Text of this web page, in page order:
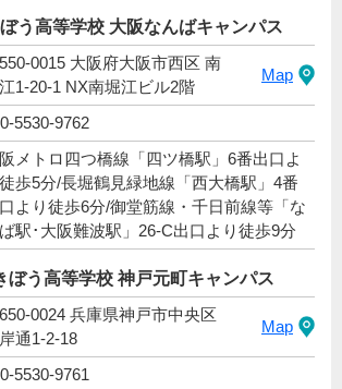
う高等学校 大阪なんばキャンパス
0015 大阪府大阪市西区 南
1-20-1 NX南堀江ビル2階
Map
5530-9762
メトロ四つ橋線「四ツ橋駅」6番出口よ
歩5分/長堀鶴見緑地線「西大橋駅」4番
より徒歩6分/御堂筋線・千日前線等「な
駅･大阪難波駅」26-C出口より徒歩9分
ぼう高等学校 神戸元町キャンパス
0024 兵庫県神戸市中央区
通1-2-18
Map
5530-9761